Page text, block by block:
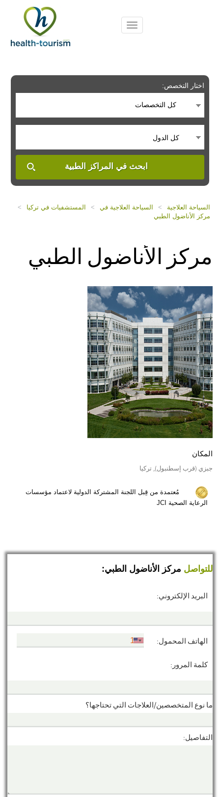
includes
system.
اختار التخصص:
كل التخصصات
كل الدول
ابحث في المراكز الطبية
السياحة العلاجية > السياحة العلاجية في > المستشفيات في تركيا
>
مركز الأناضول الطبي
مركز الأناضول الطبي
المكان
جبزي (قرب إسطنبول), تركيا
مُعتمدة من قِبل اللجنة المشتركة الدولية لاعتماد مؤسسات
الرعاية الصحية JCI
للتواصل مركز الأناضول الطبي:
البريد الإلكتروني:
الهاتف المحمول:
كلمة المرور:
ما نوع المتخصصين/العلاجات التي تحتاجها؟
التفاصيل: